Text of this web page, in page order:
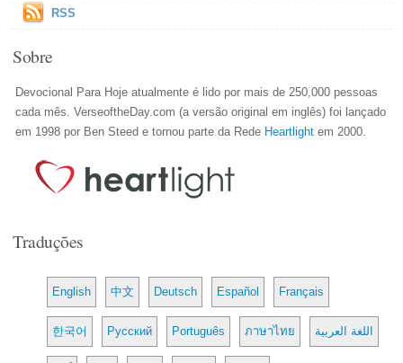
RSS
Sobre
Devocional Para Hoje atualmente é lido por mais de 250,000 pessoas
cada mês. VerseoftheDay.com (a versão original em inglês) foi lançado
em 1998 por Ben Steed e tornou parte da Rede Heartlight em 2000.
Traduções
English 中文 Deutsch Español Français
한국어 Русский Português ภาษาไทย اللغة العربية